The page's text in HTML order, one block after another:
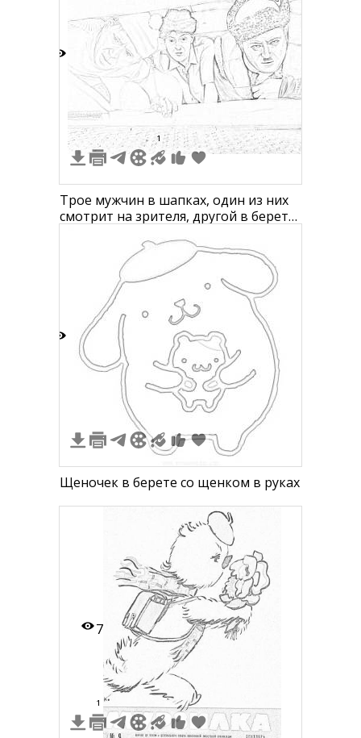
1
Трое мужчин в шапках, один из них
смотрит на зрителя, другой в берете,
Нарисованы на стене.
Щеночек в берете со щенком в руках
7
1